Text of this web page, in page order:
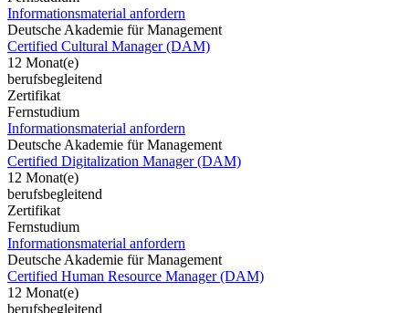
Informationsmaterial anfordern
Deutsche Akademie für Management
Certified Cultural Manager (DAM)
12 Monat(e)
berufsbegleitend
Zertifikat
Fernstudium
Informationsmaterial anfordern
Deutsche Akademie für Management
Certified Digitalization Manager (DAM)
12 Monat(e)
berufsbegleitend
Zertifikat
Fernstudium
Informationsmaterial anfordern
Deutsche Akademie für Management
Certified Human Resource Manager (DAM)
12 Monat(e)
berufsbegleitend